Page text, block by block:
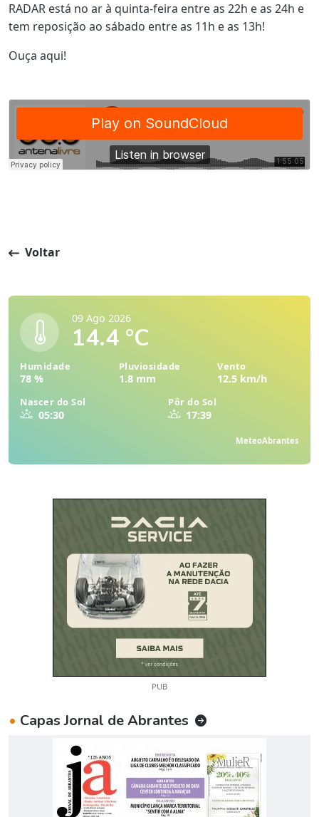
RADAR está no ar à quinta-feira entre as 22h e as 24h e
tem reposição ao sábado entre as 11h e as 13h!
Ouça aqui!
Voltar
09 Ago 2026
14.4 °C
Humidade
78 %
Pluviosidade
1.8 mm
Vento
12.5 km/h
Nascer do Sol
05:30
Pôr do Sol
17:39
MeteoAbrantes
PUB
• Capas Jornal de Abrantes